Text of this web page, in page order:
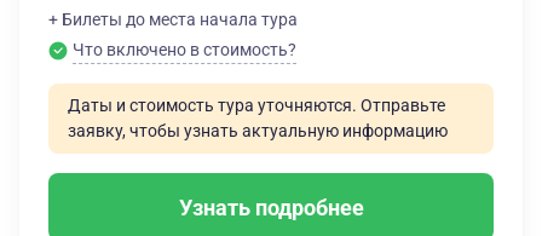
+ Билеты до места начала тура
Что включено в стоимость?
Даты и стоимость тура уточняются. Отправьте
заявку, чтобы узнать актуальную информацию
Узнать подробнее